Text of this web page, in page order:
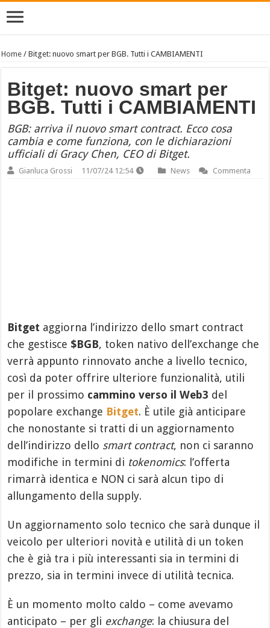
Home /Bitget: nuovo smart per BGB. Tutti i CAMBIAMENTI
Bitget: nuovo smart per
BGB. Tutti i CAMBIAMENTI
BGB: arriva il nuovo smart contract. Ecco cosa
cambia e come funziona, con le dichiarazioni
ufficiali di Gracy Chen, CEO di Bitget.
Gianluca Grossi 11/07/24 12:54 News Commenta
Bitget aggiorna l’indirizzo dello smart contract
che gestisce $BGB, token nativo dell’exchange che
verrà appunto rinnovato anche a livello tecnico,
così da poter offrire ulteriore funzionalità, utili
per il prossimo cammino verso il Web3 del
popolare exchange Bitget. È utile già anticipare
che nonostante si tratti di un aggiornamento
dell’indirizzo dello smart contract, non ci saranno
modifiche in termini di tokenomics: l’offerta
rimarrà identica e NON ci sarà alcun tipo di
allungamento della supply.
Un aggiornamento solo tecnico che sarà dunque il
veicolo per ulteriori novità e utilità di un token
che è già tra i più interessanti sia in termini di
prezzo, sia in termini invece di utilità tecnica.
È un momento molto caldo – come avevamo
anticipato – per gli exchange: la chiusura del